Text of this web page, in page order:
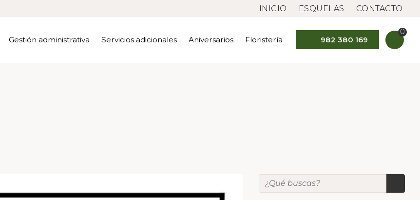
INICIO ESQUELAS CONTACTO
Gestión administrativa Servicios adicionales Aniversarios Floristería 982 380 169
0